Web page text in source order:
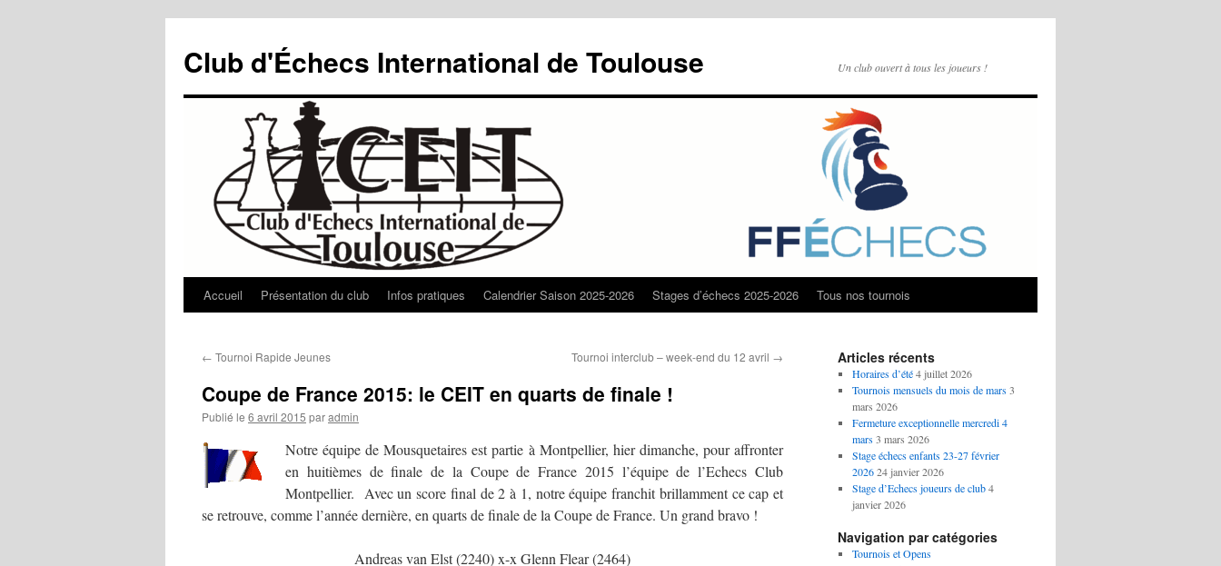
contenu
Club d'Échecs International de Toulouse Un club ouvert à tous les joueurs !
Accueil Présentation du club Infos pratiques Calendrier Saison 2025-2026 Stages d’échecs 2025-2026 Tous nos tournois
← Tournoi Rapide Jeunes Tournoi interclub – week-end du 12 avril →
Coupe de France 2015: le CEIT en quarts de finale !
Publié le 6 avril 2015 paradmin
Notre équipe de Mousquetaires est partie à Montpellier, hier dimanche, pour affronter
en huitièmes de finale de la Coupe de France 2015 l’équipe de l’Echecs Club
Montpellier. Avec un score final de 2 à 1, notre équipe franchit brillamment cecap et
se retrouve, comme l’année dernière, en quarts de finale de la Coupe de France. Un grand bravo !
Andreas van Elst (2240) x-x Glenn Flear (2464)
Articles récents
Horaires d’été 4 juillet 2026
Tournois mensuels du mois de mars 3
mars 2026
Fermeture exceptionnelle mercredi 4
mars 3 mars 2026
Stage échecs enfants 23-27 février
2026 24 janvier 2026
Stage d’Echecs joueurs de club 4
janvier 2026
Navigation par catégories
Tournois et Opens